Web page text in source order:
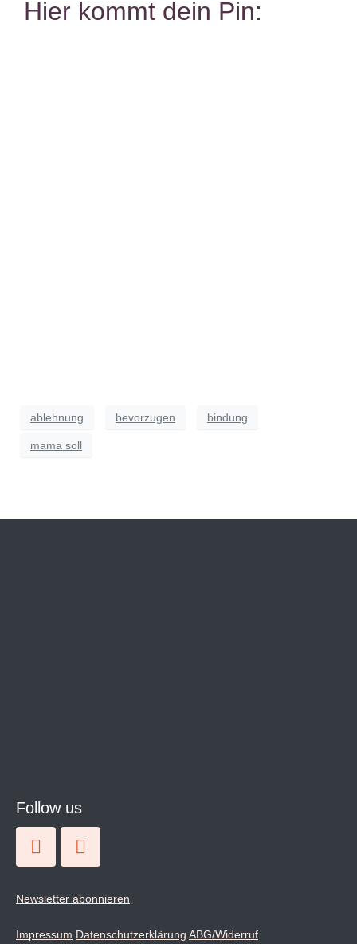
Hier kommt dein Pin:
ablehnung bevorzugen bindung
mama soll
Follow us
Newsletter abonnieren
Impressum Datenschutzerklärung ABG/Widerruf